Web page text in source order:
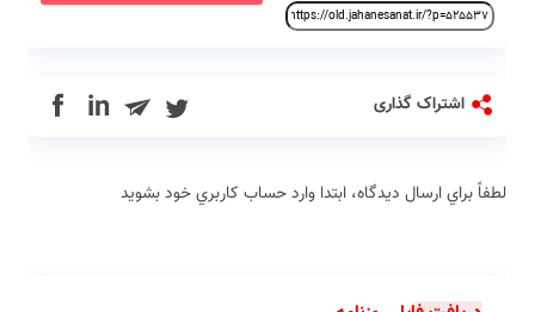
اشتراک گذاری in
لطفاً براي ارسال دیدگاه، ابتدا وارد حساب كاربري خود بشويد